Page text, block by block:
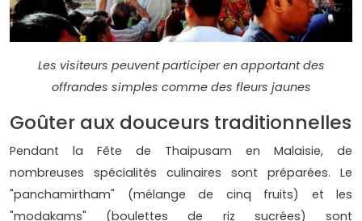
Les visiteurs peuvent participer en apportant des
offrandes simples comme des fleurs jaunes
Goûter aux douceurs traditionnelles
Pendant la Fête de Thaipusam en Malaisie, de
nombreuses spécialités culinaires sont préparées. Le
"panchamirtham" (mélange de cinq fruits) et les
"modakams" (boulettes de riz sucrées) sont